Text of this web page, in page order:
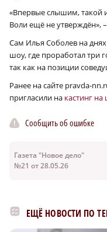
«Впервые слышим, такой
Воли ещё не утверждён»,
Сам Илья Соболев на
шоу, где проработал три
так как на позиции
Ранее на сайте pravda-
пригласили на кастинг
Сообщить об ошибке
Газета "Новое дело"
№21 от 28.05.26
ЕЩЁ НОВОСТИ ПО